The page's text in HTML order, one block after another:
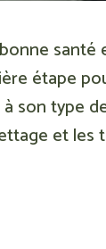
santé
étape
son type
et les